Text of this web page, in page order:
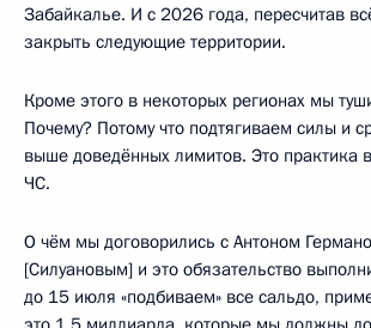
Забайкалье. И с 2026 года, пересчитав
закрыть следующие территории.
Кроме этого в некоторых регионах мы
Почему? Потому что подтягиваем силы и
выше доведённых лимитов. Это практика
ЧС.
О чём мы договорились с Антоном
[Силуановым] и это обязательство
до 15 июля «подбиваем» все сальдо,